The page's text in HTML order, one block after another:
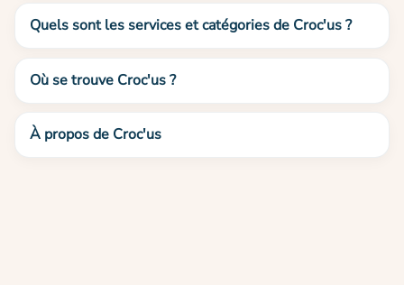
Quels sont les services et catégories de Croc'us ?
Où se trouve Croc'us ?
À propos de Croc'us